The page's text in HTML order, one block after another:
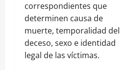
correspondientes que
determinen causa de
muerte, temporalidad del
deceso, sexo e identidad
legal de las víctimas.